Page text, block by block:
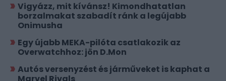
Vigyázz, mit kívánsz! Kimondhatatlan
borzalmakat szabadít ránk a legújabb
Onimusha
Egy újabb MEKA-pilóta csatlakozik az
Overwatchhoz: jön D.Mon
Autós versenyzést és járműveket is kaphat a